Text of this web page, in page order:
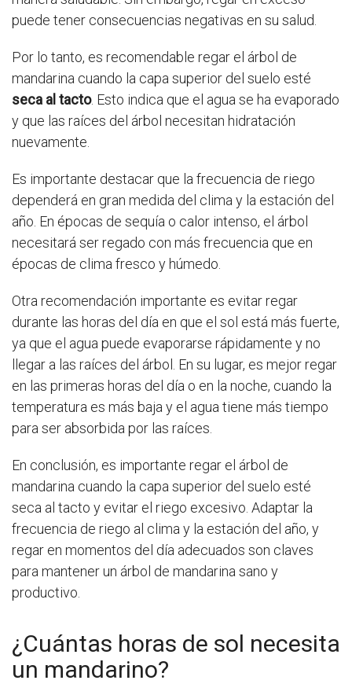
puede tener consecuencias negativas en su salud.
Por lo tanto, es recomendable regar el árbol de
mandarina cuando la capa superior del suelo esté
seca al tacto. Esto indica que el agua se ha evaporado
y que las raíces del árbol necesitan hidratación
nuevamente.
Es importante destacar que la frecuencia de riego
dependerá en gran medida del clima y la estación del
año. En épocas de sequía o calor intenso, el árbol
necesitará ser regado con más frecuencia que en
épocas de clima fresco y húmedo.
Otra recomendación importante es evitar regar
durante las horas del día en que el sol está más fuerte,
ya que el agua puede evaporarse rápidamente y no
llegar a las raíces del árbol. En su lugar, es mejor regar
en las primeras horas del día o en la noche, cuando la
temperatura es más baja y el agua tiene más tiempo
para ser absorbida por las raíces.
En conclusión, es importante regar el árbol de
mandarina cuando la capa superior del suelo esté
seca al tacto y evitar el riego excesivo. Adaptar la
frecuencia de riego al clima y la estación del año, y
regar en momentos del día adecuados son claves
para mantener un árbol de mandarina sano y
productivo.
¿Cuántas horas de sol necesita
un mandarino?